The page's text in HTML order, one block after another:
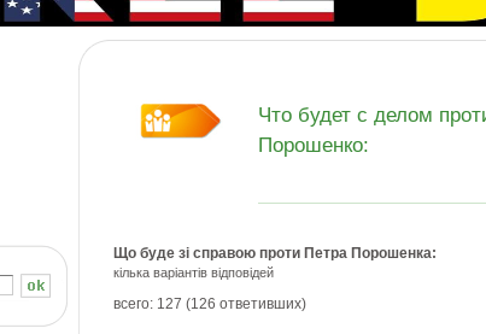
Что будет с делом
Порошенко:
Що буде зі справою проти Петра Порошенка:
кілька варіантів відповідей
всего: 127 (126 ответивших)